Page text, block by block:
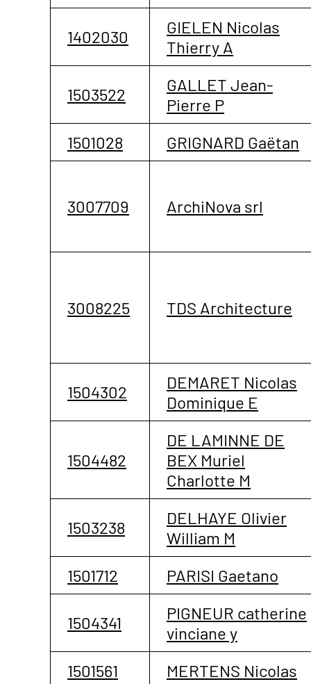
1402030
GIELEN Nicolas
Thierry A
1503522
GALLET Jean-
Pierre P
1501028
GRIGNARD Gaëtan
3007709 ArchiNova srl
3008225 TDS Architecture
1504302
DEMARET Nicolas
Dominique E
1504482
DE LAMINNE DE
BEX Muriel
Charlotte M
1503238
DELHAYE Olivier
William M
1501712
PARISI Gaetano
1504341
PIGNEUR catherine
vinciane y
1501561
MERTENS Nicolas